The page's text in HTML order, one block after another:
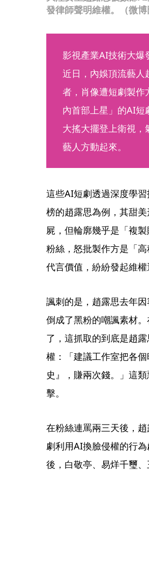
發律師聲明維權。（微博
影視產業AI技術大爆
近日，內娛頂流藝人
者，肖像遭短劇製作
內首部上星」的AI短
大搖大擺登上衛視
藝人方動起來。
這些AI短劇透過深度學
榜的趙露思為例，其甜
屍，但輪廓幾乎是「複
粉絲，怒批製作方是「
代言價值，紛紛發起維權
諷刺的是，趙露思去年
倒成了黑粉的嘲諷素材
了，這抓取的到底是趙
權：「建議工作室把各
史』，賺兩次錢。」這
擊。
在粉絲連罵兩三天後，
劇利用AI換臉侵權的行
後，白敬亭、易烊千璽、